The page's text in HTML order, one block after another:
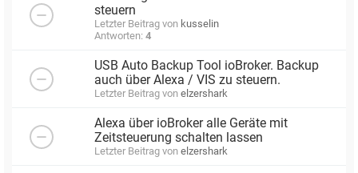
steuern
Letzter Beitrag von kusselin
Antworten: 4
USB Auto Backup Tool ioBroker. Backup
auch über Alexa / VIS zu steuern.
Letzter Beitrag von elzershark
Alexa über ioBroker alle Geräte mit
Zeitsteuerung schalten lassen
Letzter Beitrag von elzershark